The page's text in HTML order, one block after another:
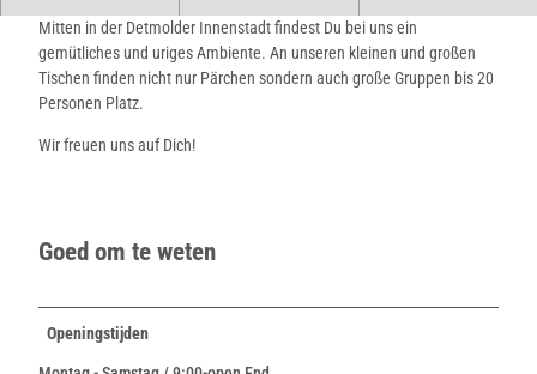
Mitten in der Detmolder Innenstadt findest Du bei uns ein
gemütliches und uriges Ambiente. An unseren kleinen und großen
Tischen finden nicht nur Pärchen sondern auch große Gruppen bis 20
Personen Platz.
Wir freuen uns auf Dich!
Goed om te weten
Openingstijden